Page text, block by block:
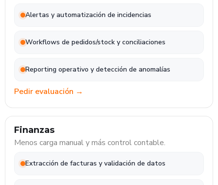
Alertas y automatización de incidencias
Workflows de pedidos/stock y conciliaciones
Reporting operativo y detección de anomalías
Pedir evaluación →
Finanzas
Menos carga manual y más control contable.
Extracción de facturas y validación de datos